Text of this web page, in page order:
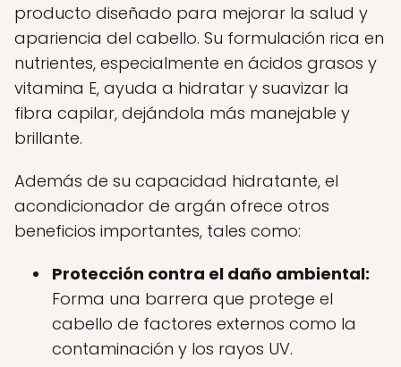
producto diseñado para mejorar la salud y
apariencia del cabello. Su formulación rica en
nutrientes, especialmente en ácidos grasos y
vitamina E, ayuda a hidratar y suavizar la
fibra capilar, dejándola más manejable y
brillante.
Además de su capacidad hidratante, el
acondicionador de argán ofrece otros
beneficios importantes, tales como:
Protección contra el daño ambiental:
Forma una barrera que protege el
cabello de factores externos como la
contaminación y los rayos UV.